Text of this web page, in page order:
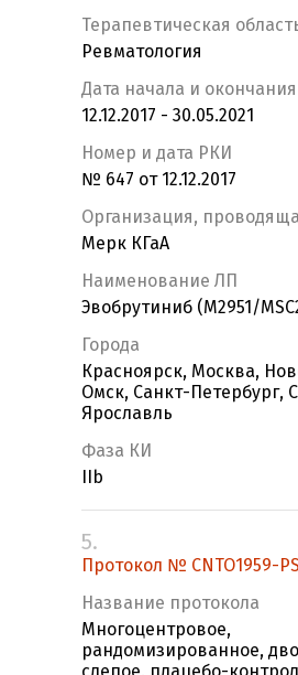
Терапевтическая
Ревматология
Дата начала и
12.12.2017 - 30.05.2021
Номер и дата РКИ
№ 647 от 12.12.2017
Организация,
Мерк КГаА
Наименование ЛП
Эвобрутиниб (M2951/
Города
Красноярск, Москва,
Омск, Санкт-Петербург,
Ярославль
Фаза КИ
IIb
5.
Протокол № CNTO1959-
Название протокола
Многоцентровое,
рандомизированное,